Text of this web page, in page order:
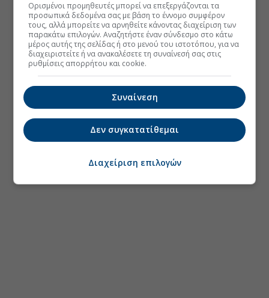
Ορισμένοι προμηθευτές μπορεί να επεξεργάζονται τα
προσωπικά δεδομένα σας με βάση το έννομο συμφέρον
τους, αλλά μπορείτε να αρνηθείτε κάνοντας διαχείριση των
παρακάτω επιλογών. Αναζητήστε έναν σύνδεσμο στο κάτω
μέρος αυτής της σελίδας ή στο μενού του ιστοτόπου, για να
διαχειριστείτε ή να ανακαλέσετε τη συναίνεσή σας στις
ρυθμίσεις απορρήτου και cookie.
Συναίνεση
Δεν συγκατατίθεμαι
Διαχείριση επιλογών